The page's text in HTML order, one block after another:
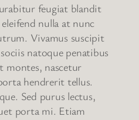
feugiat blandit
nulla at nunc
Vivamus suscipit
natoque penatibus
montes, nascetur
hendrerit tellus.
Sed purus lectus,
porta mi. Etiam